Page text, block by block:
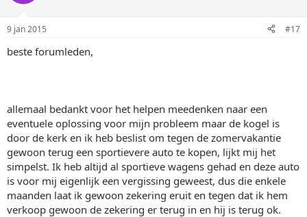
9 jan 2015 #17
beste forumleden,
allemaal bedankt voor het helpen meedenken naar een
eventuele oplossing voor mijn probleem maar de kogel is
door de kerk en ik heb beslist om tegen de zomervakantie
gewoon terug een sportievere auto te kopen, lijkt mij het
simpelst. Ik heb altijd al sportieve wagens gehad en deze auto
is voor mij eigenlijk een vergissing geweest, dus die enkele
maanden laat ik gewoon zekering eruit en tegen dat ik hem
verkoop gewoon de zekering er terug in en hij is terug ok.